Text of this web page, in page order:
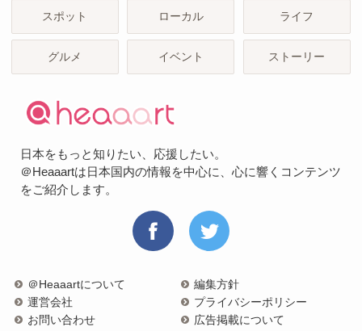
スポット ローカル ライフ
グルメ イベント ストーリー
日本をもっと知りたい、応援したい。
＠Heaaartは日本国内の情報を中心に、心に響くコンテンツ
をご紹介します。
＠Heaaartについて
編集方針
運営会社
プライバシーポリシー
お問い合わせ
広告掲載について